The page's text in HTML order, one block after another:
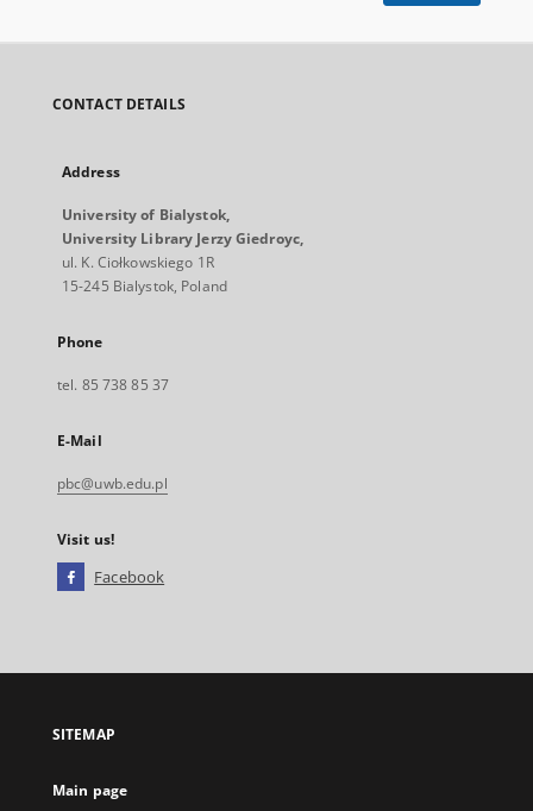
CONTACT DETAILS
Address
University of Bialystok,
University Library Jerzy Giedroyc,
ul. K. Ciołkowskiego 1R
15-245 Bialystok, Poland
Phone
tel. 85 738 85 37
E-Mail
pbc@uwb.edu.pl
Visit us!
Facebook
open
new
SITEMAP
Main page